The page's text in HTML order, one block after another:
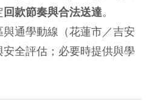
回款節奏與合法送達。
與通學動線（花蓮市／吉安
安全評估；必要時提供與學